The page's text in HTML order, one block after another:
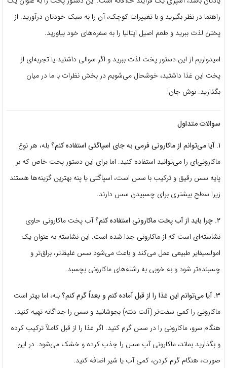
راهنما در نظر بگیرید و با تغییرات کوچک، آن را به سبک خودتان درآورید. از
پختن لذت ببرید و طعم اصیل ایتالیا را به سفره‌های خود بیاورید.
امیدواریم از این دستور پخت لذت ببرید و اگر سوالی داشتید یا تجربه‌ای از
پخت این غذا داشتید، خوشحال می‌شویم در بخش نظرات با ما در میان
بگذارید. نوش جان!
سوالات متداول
۱. آیا می‌توانم از ماکارونی فرمی به جای اسپاگتی استفاده کنم؟
بله، هر نوع
ماکارونی‌ای را می‌توانید استفاده کنید. اما برای این دستور پخت خاص که بر
پایه سس رقیق و ترکیب با سس است، اسپاگتی یا پنه بهترین گزینه‌ها هستند
زیرا سطح بیشتری برای چسبیدن سس دارند.
۲. چرا باید از آب پخت ماکارونی استفاده کنم؟
آب پخت ماکارونی حاوی
نشاسته‌ای است که از ماکارونی جدا شده است. این نشاسته به عنوان یک
امولسیفایر طبیعی عمل می‌کند و باعث می‌شود سس غلیظ‌تر، براق‌تر و
چسبنده‌تر شود و به خوبی به رشته‌های ماکارونی بچسبد.
۳. آیا می‌توانم این غذا را از قبل آماده کنم و بعداً گرم کنم؟
بله، اما بهتر است
ماکارونی را کمی سفت‌تر (آلت دنته) بجوشانید و سس را جداگانه تهیه کنید.
هنگام سرو، ماکارونی را در سس گرم کنید. اگر غذا را از قبل کاملاً ترکیب کرده
و بگذارید بماند، ماکارونی آب سس را جذب کرده و خشک می‌شود. در این
صورت، هنگام گرم کردن، کمی آب یا شیر اضافه کنید.